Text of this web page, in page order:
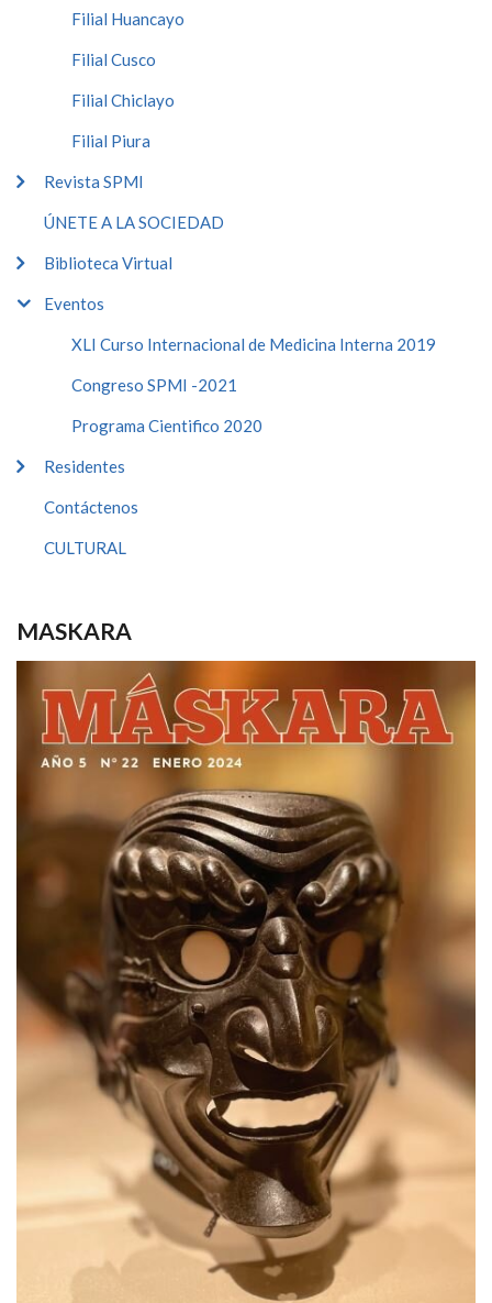
Filial Huancayo
Filial Cusco
Filial Chiclayo
Filial Piura
Revista SPMI
ÚNETE A LA SOCIEDAD
Biblioteca Virtual
Eventos
XLI Curso Internacional de Medicina Interna 2019
Congreso SPMI -2021
Programa Cientifico 2020
Residentes
Contáctenos
CULTURAL
MASKARA